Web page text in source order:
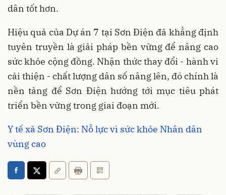
dân tốt hơn.
Hiệu quả của Dự án 7 tại Sơn Điện đã khẳng định
tuyên truyền là giải pháp bền vững để nâng cao
sức khỏe cộng đồng. Nhận thức thay đổi - hành vi
cải thiện - chất lượng dân số nâng lên, đó chính là
nền tảng để Sơn Điện hướng tới mục tiêu phát
triển bền vững trong giai đoạn mới.
Y tế xã Sơn Điện: Nỗ lực vì sức khỏe Nhân dân
vùng cao